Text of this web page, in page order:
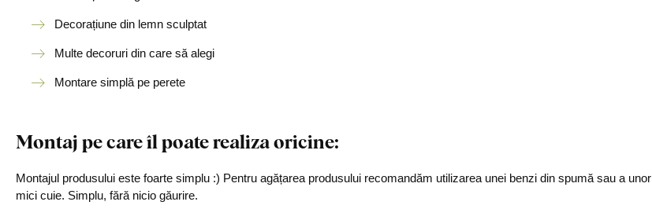
Decorațiune din lemn sculptat
Multe decoruri din care să alegi
Montare simplă pe perete
Montaj pe care îl poate realiza oricine:
Montajul produsului este foarte simplu :) Pentru agățarea produsului recomandăm utilizarea unei benzi din spumă sau a unor
mici cuie. Simplu, fără nicio găurire.